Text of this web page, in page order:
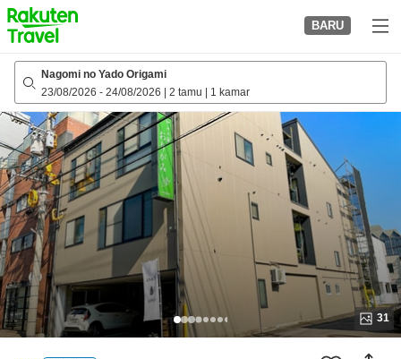
to
top
page
BARU
Nagomi no Yado Origami
23/08/2026 - 24/08/2026 2 tamu 1 kamar
31